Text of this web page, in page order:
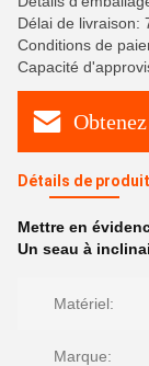
Délai de livraison:
Conditions de
Capacité
Détails de produit
Mettre en
Un seau à
Matériel:
Marque: